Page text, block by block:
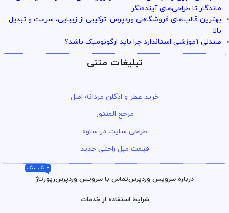
ماندگار تا طراحی‌های آینده‌نگر
بهترین قالب‌های فروشگاهی وردپرس: ترکیبی از زیبایی، سرعت و تبدیل
بالا
صندلی آموزشی استاندارد چرا باید ارگونومیک باشد؟
تبلیغات متنی
خرید عطر و ادکلن مردانه اصل
مرجع المنتور
طراحی سایت در ساوه
قیمت مبل راحتی جدید
درباره سرویس وردپرستماس با سرویس وردپرسرپورتاژ
+ بک لینک
شرایط استفاده از خدمات